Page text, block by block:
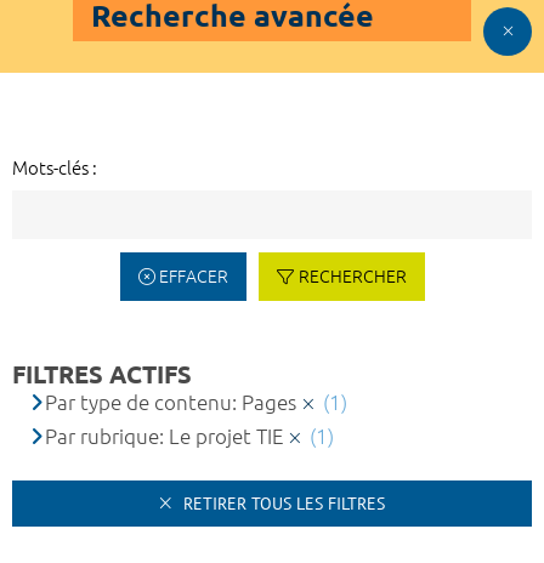
Recherche avancée
Mots-clés :
EFFACER RECHERCHER
FILTRES ACTIFS
Par type de contenu: Pages
(1)
Par rubrique: Le projet TIE
(1)
RETIRER TOUS LES FILTRES